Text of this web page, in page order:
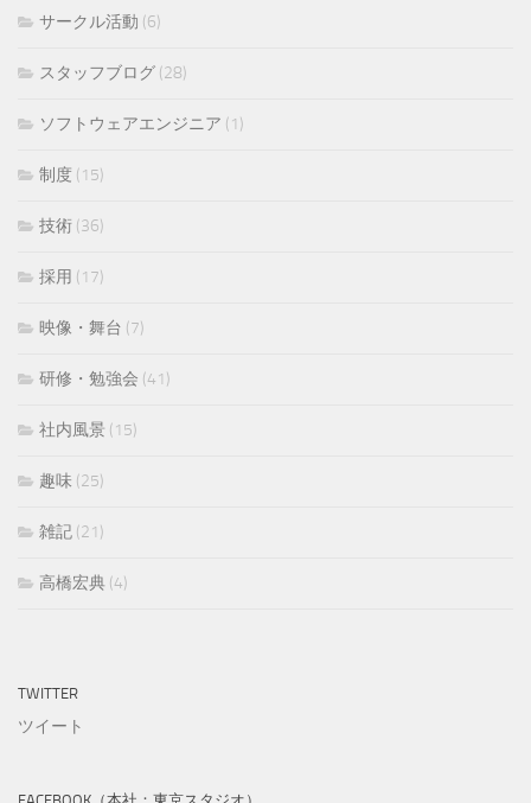
サークル活動 (6)
スタッフブログ (28)
ソフトウェアエンジニア (1)
制度 (15)
技術 (36)
採用 (17)
映像・舞台 (7)
研修・勉強会 (41)
社内風景 (15)
趣味 (25)
雑記 (21)
高橋宏典 (4)
TWITTER
ツイート